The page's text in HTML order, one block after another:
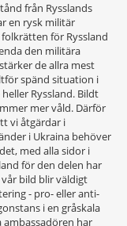
från Rysslands
en rysk militär
för Ryssland
den militära
de allra mest
spänd situation i
Ryssland. Bildt
mer våld. Därför
vi åtgärdar i
i Ukraina behöver
med alla sidor i
för den delen har
bild blir väldigt
- pro- eller anti-
i en gråskala
ambassadören har